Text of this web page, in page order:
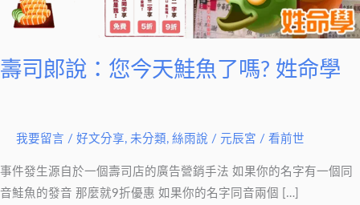
壽司郞說：您今天鮭魚了嗎? 姓命學
我要留言 / 好文分享, 未分類 , 絲雨說 / 元辰宮 / 看前世
事件發生源自於一個壽司店的廣告營銷手法 如果你的名字有一個同
音鮭魚的發音 那麼就9折優惠 如果你的名字同音兩個 […]
鮭
魚
命
學